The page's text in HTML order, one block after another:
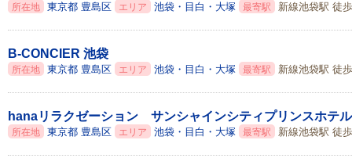
所在地 東京都 豊島区 エリア 池袋・目白・大塚 最寄駅 新線池袋駅 徒
B-CONCIER 池袋
所在地 東京都 豊島区 エリア 池袋・目白・大塚 最寄駅 新線池袋駅 徒
hanaリラクゼーション サンシャインシティプリンスホテ
所在地 東京都 豊島区 エリア 池袋・目白・大塚 最寄駅 新線池袋駅 徒